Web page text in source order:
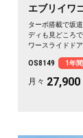
エブリイワ
ターボ搭載で坂
ディも見どころ
ワースライドド
27900〜で手が
OS8149 1年
月々 27,900